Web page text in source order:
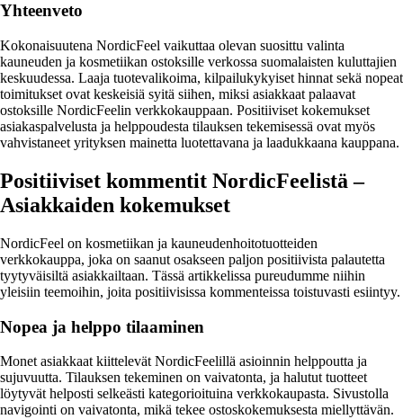
Yhteenveto
Kokonaisuutena NordicFeel vaikuttaa olevan suosittu valinta
kauneuden ja kosmetiikan ostoksille verkossa suomalaisten kuluttajien
keskuudessa. Laaja tuotevalikoima, kilpailukykyiset hinnat sekä nopeat
toimitukset ovat keskeisiä syitä siihen, miksi asiakkaat palaavat
ostoksille NordicFeelin verkkokauppaan. Positiiviset kokemukset
asiakaspalvelusta ja helppoudesta tilauksen tekemisessä ovat myös
vahvistaneet yrityksen mainetta luotettavana ja laadukkaana kauppana.
Positiiviset kommentit NordicFeelistä –
Asiakkaiden kokemukset
NordicFeel on kosmetiikan ja kauneudenhoitotuotteiden
verkkokauppa, joka on saanut osakseen paljon positiivista palautetta
tyytyväisiltä asiakkailtaan. Tässä artikkelissa pureudumme niihin
yleisiin teemoihin, joita positiivisissa kommenteissa toistuvasti esiintyy.
Nopea ja helppo tilaaminen
Monet asiakkaat kiittelevät NordicFeelillä asioinnin helppoutta ja
sujuvuutta. Tilauksen tekeminen on vaivatonta, ja halutut tuotteet
löytyvät helposti selkeästi kategorioituina verkkokaupasta. Sivustolla
navigointi on vaivatonta, mikä tekee ostoskokemuksesta miellyttävän.